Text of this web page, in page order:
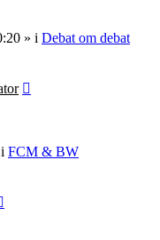
» i Debat om debat
FCM & BW